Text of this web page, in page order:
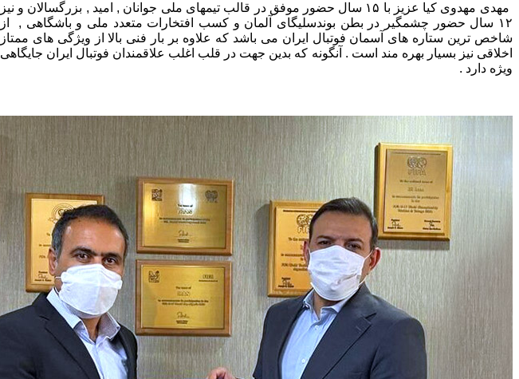
مهدی مهدوی کیا عزیز با ۱۵ سال حضور موفق در قالب تیمهای ملی جوانان , امید , بزرگسالان و نیز
۱۲ سال حضور چشمگیر در بطن بوندسلیگای آلمان و کسب افتخارات متعدد ملی و باشگاهی , از
شاخص ترین ستاره های آسمان فوتبال ایران می باشد که علاوه بر بار فنی بالا از ویژگی های ممتاز
اخلاقی نیز بسیار بهره مند است . آنگونه که بدین جهت در قلب اغلب علاقمندان فوتبال ایران جایگاهی
ویژه دارد .